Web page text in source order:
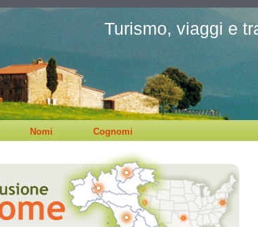
Turismo, viaggi e
Nomi Cognomi